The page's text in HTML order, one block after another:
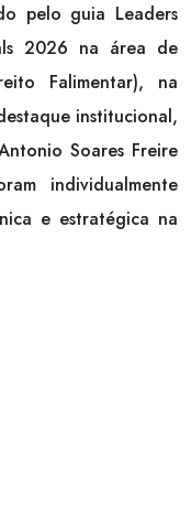
pelo guia Leaders
2026 na área de
Falimentar), na
institucional,
Soares Freire
individualmente
e estratégica na